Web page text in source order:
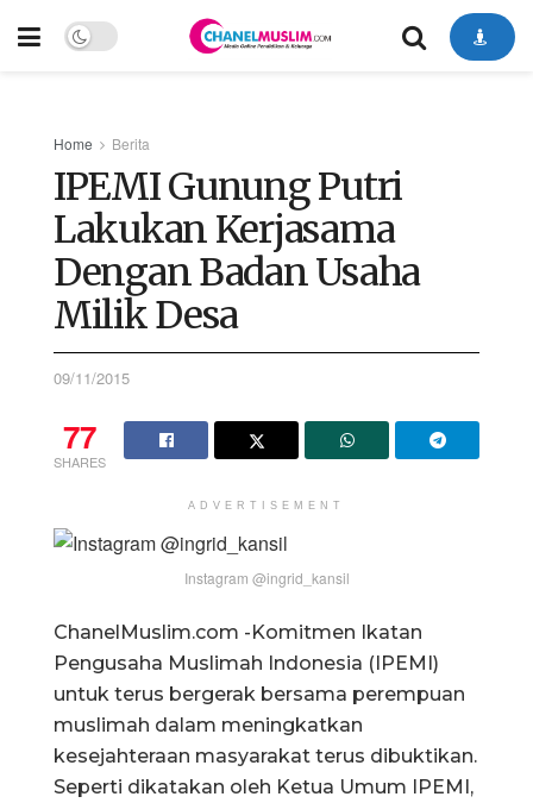
Home Berita
IPEMI Gunung Putri
Lakukan Kerjasama
Dengan Badan Usaha
Milik Desa
09/11/2015
77
SHARES
ADVERTISEMENT
Instagram @ingrid_kansil
ChanelMuslim.com -Komitmen Ikatan
Pengusaha Muslimah Indonesia (IPEMI)
untuk terus bergerak bersama perempuan
muslimah dalam meningkatkan
kesejahteraan masyarakat terus dibuktikan.
Seperti dikatakan oleh Ketua Umum IPEMI,